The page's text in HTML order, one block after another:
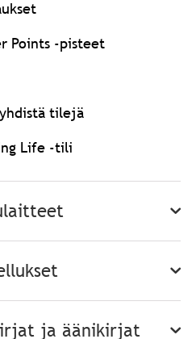
Points -pisteet
tilejä
Life -tili
ja äänikirjat